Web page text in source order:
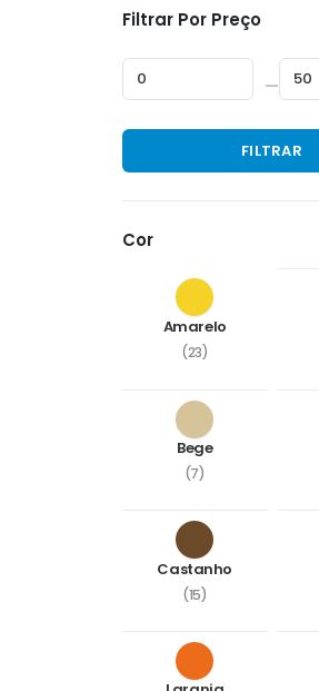
Filtrar Por Preço
Preço
Preço
—
FILTRAR
Cor
Amarelo
(23)
Bege
(7)
Castanho
(15)